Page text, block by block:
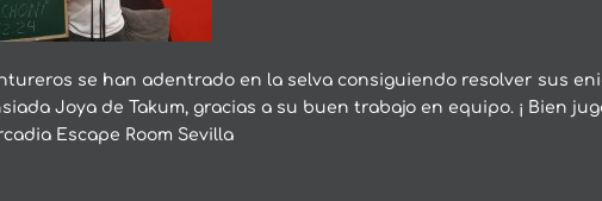
se han adentrado en la selva consiguiendo resolver sus
Joya de Takum, gracias a su buen trabajo en equipo. ¡ Bien
Escape Room Sevilla